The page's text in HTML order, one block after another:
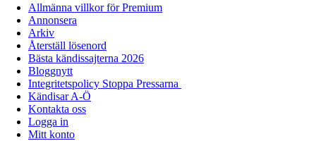
Allmänna villkor för Premium
Annonsera
Arkiv
Återställ lösenord
Bästa kändissajterna 2026
Bloggnytt
Integritetspolicy Stoppa Pressarna
Kändisar A-Ö
Kontakta oss
Logga in
Mitt konto